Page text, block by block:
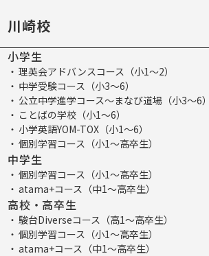
川崎校
小学生
理英会アドバンスコース（小1～2）
中学受験コース（小3～6）
公立中学進学コース～まなび道場（小3～6）
ことばの学校（小1～6）
小学英語YOM-TOX（小1～6）
個別学習コース（小1～高卒生）
中学生
個別学習コース（小1～高卒生）
atama+コース（中1～高卒生）
高校・高卒生
駿台Diverseコース（高1～高卒生）
個別学習コース（小1～高卒生）
atama+コース（中1～高卒生）